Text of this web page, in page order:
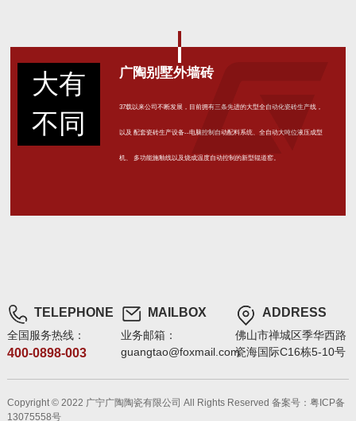
大有
不同
广陶别墅外墙砖
37载以来公司不断发展，目前拥有三条先进的大型全自动化瓷砖生产线，
以及 配套瓷砖生产设备--电脑控制自动配料系统、全自动大吨位液压成型
机、 多功能施釉线以及烧成温度自动控制的新型辊道窑。
TELEPHONE
全国服务热线：
400-0898-003
MAILBOX
业务邮箱：
guangtao@foxmail.com
ADDRESS
佛山市禅城区季华西路
瓷海国际C16栋5-10号
Copyright © 2022 广宁广陶陶瓷有限公司 All Rights Reserved 备案号：粤ICP备
13075558号